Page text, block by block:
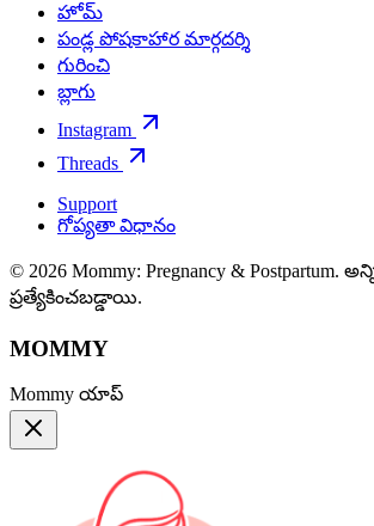
హోమ్
పండ్ల పోషకాహార మార్గదర్శి
గురించి
బ్లాగు
Instagram
Threads
Support
గోప్యతా విధానం
© 2026 Mommy: Pregnancy & Postpartum.
ప్రత్యేకించబడ్డాయి.
MOMMY
Mommy యాప్